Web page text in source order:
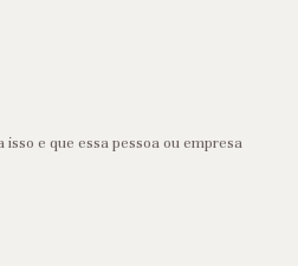
e que essa pessoa ou empresa